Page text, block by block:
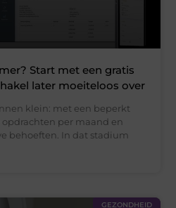
Start met een gratis
later moeiteloos over
klein: met een beperkt
per maand en
behoeften. In dat stadium
GEZONDHEID